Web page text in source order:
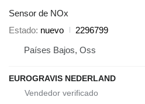
Sensor de NOx
Estado nuevo
2296799
Países Bajos, Oss
EUROGRAVIS NEDERLAND